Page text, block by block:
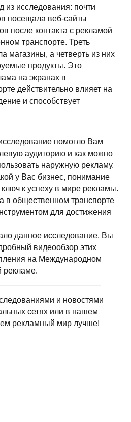
исследования: почти
посещала веб-сайты
после контакта с рекламой
транспорте. Треть
магазины, а четверть из них
продукты. Это
на экранах в
действительно влияет на
и способствует
помогло Вам
аудиторию и как можно
наружную рекламу.
у Вас бизнес, понимание
к успеху в мире рекламы.
в общественном транспорте
для достижения
данное исследование, Вы
видеообзор этих
на Международном
рекламе.
и новостями
сетях или в нашем
рекламный мир лучше!
защищены.
данных